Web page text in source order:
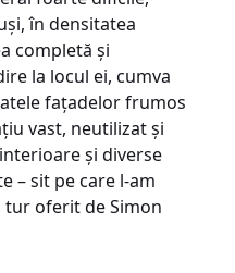
în densitatea
completă și
la locul ei, cumva
fațadelor frumos
vast, neutilizat și
și diverse
– sit pe care l-am
oferit de Simon